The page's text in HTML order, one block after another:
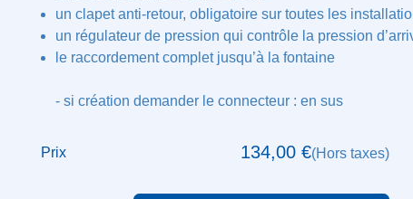
un clapet anti-retour, obligatoire sur toutes les
un régulateur de pression qui contrôle la pression
d’eau